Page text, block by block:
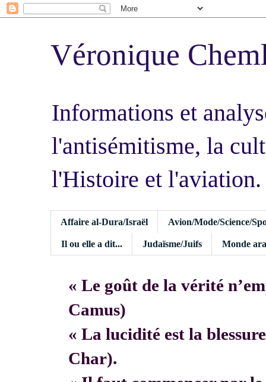
Véronique
Informations et
l'antisémitisme, la
l'Histoire et l'aviation.
Affaire al-Dura/Israël Avion/Mode/Science/
Il ou elle a dit... Judaïsme/Juifs Monde
« Le goût de la vérité
Camus)
« La lucidité est la
Char).